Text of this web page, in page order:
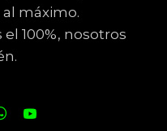
máximo.
100%, nosotros